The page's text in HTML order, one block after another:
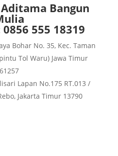
Bangun
555 18319
Bohar No. 35, Kec. Taman
Tol Waru) Jawa Timur
61257
Lapan No.175 RT.013 /
Jakarta Timur 13790